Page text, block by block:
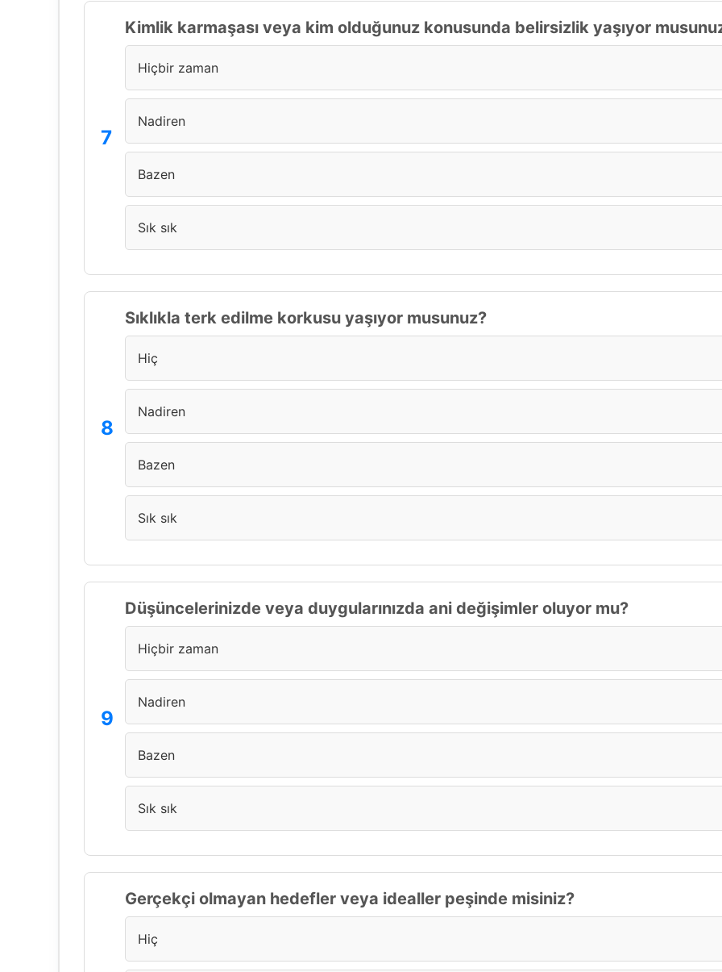
Kimlik karmaşası veya kim olduğunuz konusunda belirsizlik yaşıyor
Hiçbir zaman
Nadiren
Bazen
Sık sık
Sıklıkla terk edilme korkusu yaşıyor musunuz?
Hiç
Nadiren
Bazen
Sık sık
Düşüncelerinizde veya duygularınızda ani değişimler oluyor mu?
Hiçbir zaman
Nadiren
Bazen
Sık sık
Gerçekçi olmayan hedefler veya idealler peşinde misiniz?
Hiç